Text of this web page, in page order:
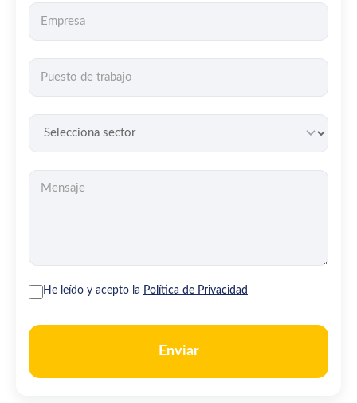
He leído y acepto la Política de Privacidad
Enviar